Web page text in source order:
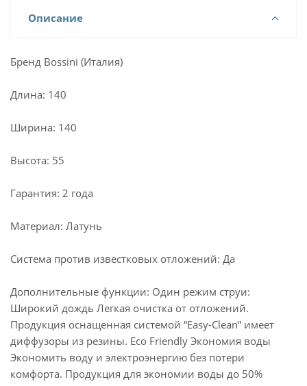
Описание
Бренд Bossini (Италия)
Длина: 140
Ширина: 140
Высота: 55
Гарантия: 2 года
Материал: Латунь
Система против известковых отложений: Да
Дополнительные функции: Один режим струи:
Широкий дождь Легкая очистка от отложений.
Продукция оснащенная системой “Easy-Clean” имеет
диффузоры из резины. Eco Friendly Экономия воды
Экономить воду и электроэнергию без потери
комфорта. Продукция для экономии воды до 50%